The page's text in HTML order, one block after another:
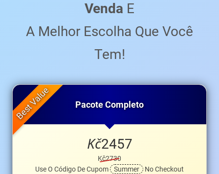
Venda E
A Melhor Escolha Que Você
Tem!
Pacote Completo
Kč2457
Kč2730
Use O Código De Cupom
Summer No Checkout